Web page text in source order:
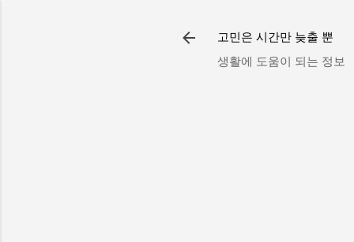
고민은 시간만 늦출 뿐
생활에 도움이 되는 정보